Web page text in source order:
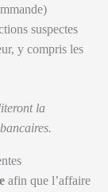
suspectes
y compris les
la
afin que l’affaire